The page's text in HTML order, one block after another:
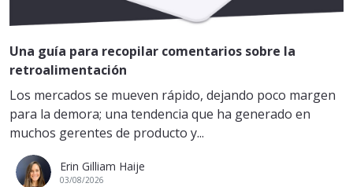
Una guía para recopilar comentarios sobre la
retroalimentación
Los mercados se mueven rápido, dejando poco margen
para la demora; una tendencia que ha generado en
muchos gerentes de producto y...
Erin Gilliam Haije
03/08/2026